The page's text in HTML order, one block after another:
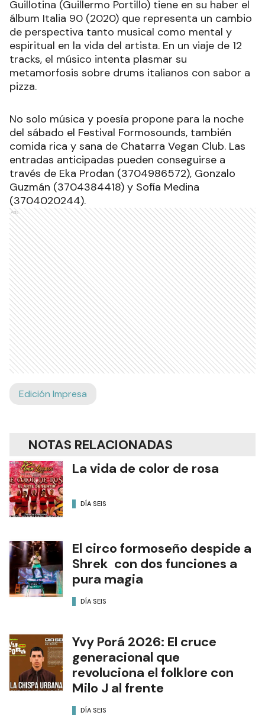
Guillotina (Guillermo Portillo) tiene en su haber el
álbum Italia 90 (2020) que representa un cambio
de perspectiva tanto musical como mental y
espiritual en la vida del artista. En un viaje de 12
tracks, el músico intenta plasmar su
metamorfosis sobre drums italianos con sabor a
pizza.
No solo música y poesía propone para la noche
del sábado el Festival Formosounds, también
comida rica y sana de Chatarra Vegan Club. Las
entradas anticipadas pueden conseguirse a
través de Eka Prodan (3704986572), Gonzalo
Guzmán (3704384418) y Sofía Medina
(3704020244).
Ads
Edición Impresa
NOTAS RELACIONADAS
La vida de color de rosa
DÍA SEIS
El circo formoseño despide a
Shrek con dos funciones a
pura magia
DÍA SEIS
Yvy Porá 2026: El cruce
generacional que
revoluciona el folklore con
Milo J al frente
DÍA SEIS